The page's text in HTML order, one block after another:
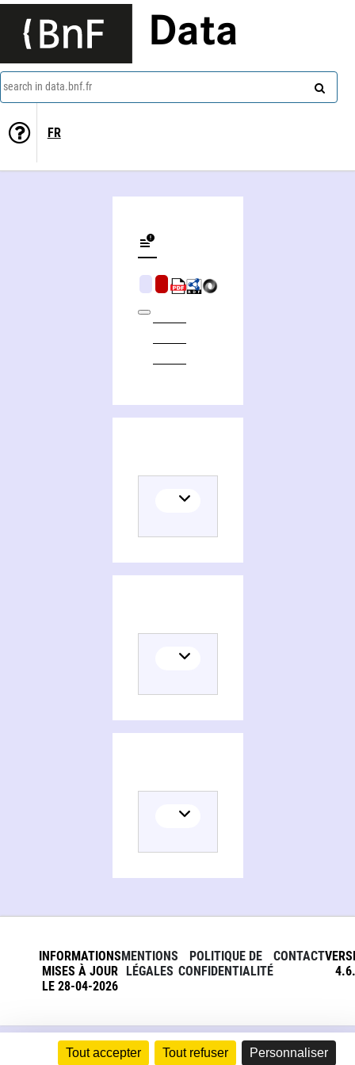
Tout accepter Tout refuser Personnaliser
Data
search in data.bnf.fr
FR
INFORMATIONS
MISES À JOUR
LE 28-04-2026
MENTIONS
LÉGALES
POLITIQUE DE
CONFIDENTIALITÉ
CONTACT